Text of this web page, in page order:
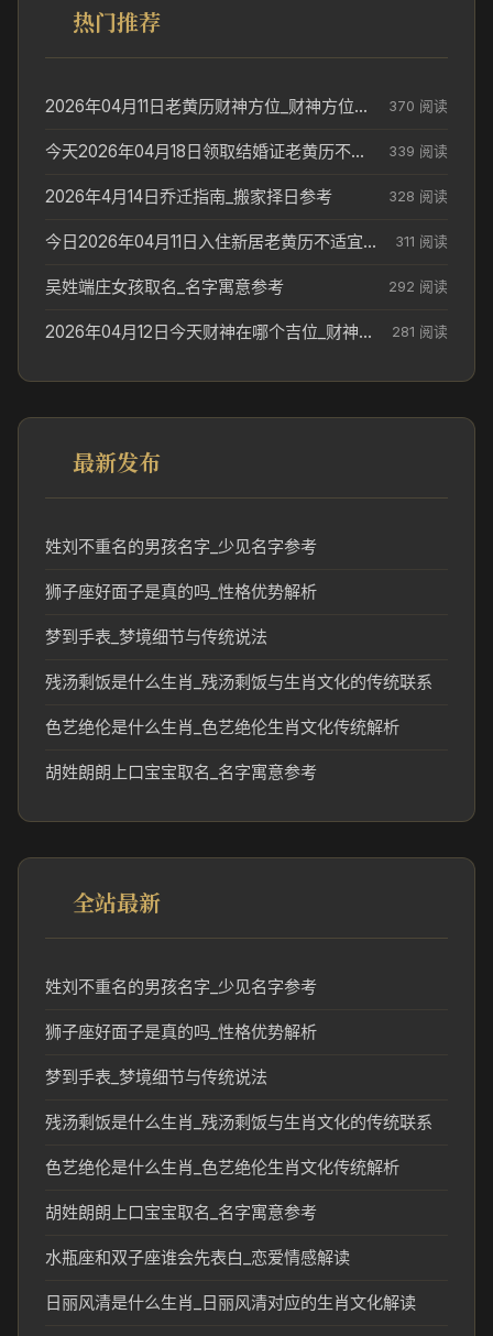
热门推荐
2026年04月11日老黄历财神方位_财神方位与供奉讲究 370 阅读
今天2026年04月18日领取结婚证老黄历不适合吗_领证日期参考 339 阅读
2026年4月14日乔迁指南_搬家择日参考 328 阅读
今日2026年04月11日入住新居老黄历不适宜吗_搬家择日参考 311 阅读
吴姓端庄女孩取名_名字寓意参考 292 阅读
2026年04月12日今天财神在哪个吉位_财神方位参考 281 阅读
最新发布
姓刘不重名的男孩名字_少见名字参考
狮子座好面子是真的吗_性格优势解析
梦到手表_梦境细节与传统说法
残汤剩饭是什么生肖_残汤剩饭与生肖文化的传统联系
色艺绝伦是什么生肖_色艺绝伦生肖文化传统解析
胡姓朗朗上口宝宝取名_名字寓意参考
全站最新
姓刘不重名的男孩名字_少见名字参考
狮子座好面子是真的吗_性格优势解析
梦到手表_梦境细节与传统说法
残汤剩饭是什么生肖_残汤剩饭与生肖文化的传统联系
色艺绝伦是什么生肖_色艺绝伦生肖文化传统解析
胡姓朗朗上口宝宝取名_名字寓意参考
水瓶座和双子座谁会先表白_恋爱情感解读
日丽风清是什么生肖_日丽风清对应的生肖文化解读